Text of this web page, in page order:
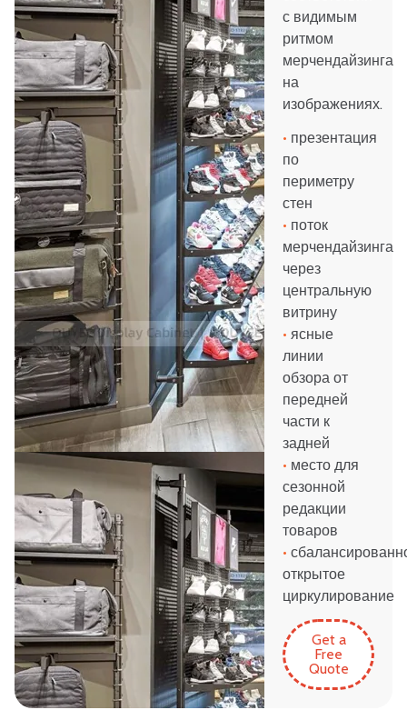
с видимым
ритмом
мерчендайзинга
на
изображениях.
• презентация
по
периметру
стен
• поток
мерчендайзинга
через
центральную
витрину
• ясные
линии
обзора от
передней
части к
задней
• место для
сезонной
редакции
товаров
•
открытое
циркулирование
Get a
Free
Quote